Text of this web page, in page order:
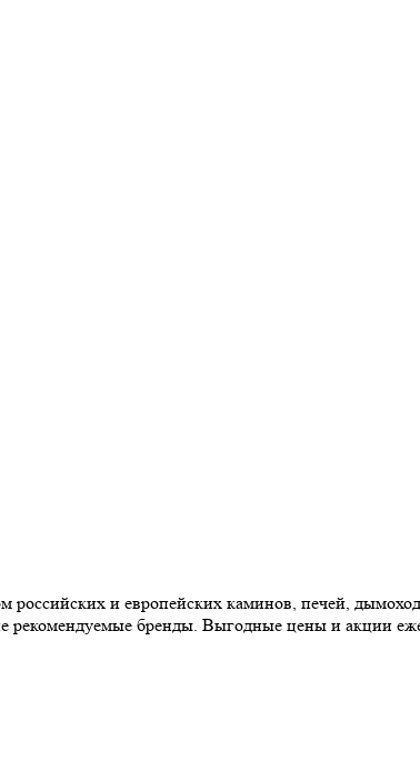
и европейских каминов, печей,
рекомендуемые бренды. Выгодные цены и акции